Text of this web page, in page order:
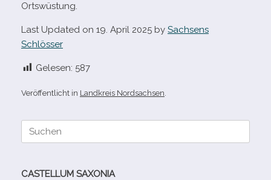
Ortswüstung.
Last Updated on 19. April 2025 by Sachsens
Schlösser
Gelesen: 587
Veröffentlicht in Landkreis Nordsachsen
Suche
CASTELLUM SAXONIA